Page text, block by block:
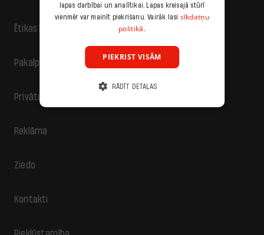
Ētikas kodekss
Pakalpojumu sniegšanas noteikumi
Privātuma politika
Reklāma
Ziedo
Kontakti
lapas darbībai un analītikai. Lapas kreisajā stūrī
vienmēr var mainīt piekrišanu. Vairāk lasi sīkdatņu
politikā.
PIEKRIST VISĀM
RĀDĪT DETAĻAS